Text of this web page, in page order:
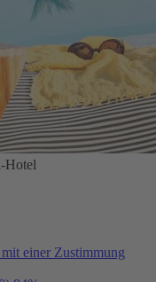
Hotel
einer Zustimmung